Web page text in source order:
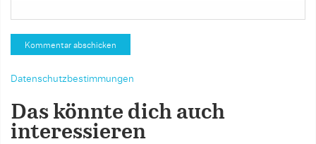
Datenschutzbestimmungen
Das könnte dich auch
interessieren